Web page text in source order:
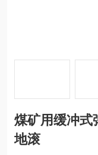
煤矿用缓冲式
地滚